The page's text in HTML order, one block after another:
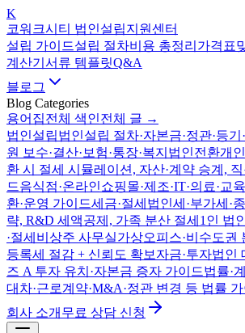
K
코워크시티 법인설립지원센터
설립 가이드설립 절차비용 총정리 가격표
계산기 서류 템플릿Q&A
블로그
Blog Categories
용어집전체 색인전체 글 →
법인설립법인설립 절차·자본금·정관·등기
원 보수·결산·보험·통장·복지 법인전환개
환 시 절세 시뮬레이션, 자산·계약 승계, 직
드음식점·온라인쇼핑몰·제조·IT·의료·교
환·운영 가이드세금·절세 법인세·부가세·
략, R&D 세액공제, 가족 분산 절세 1인 법
·절세 비상주 사무실가상오피스·비수도권
등록세 절감 + 신뢰도 확보 자금·투자법인
즈 A 투자 유치·자본금 증자 가이드법률·
대차·근로계약·M&A·정관 변경 등 법률
회사 소개 무료 상담 신청